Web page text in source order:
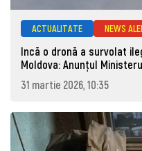
ACTUALITATE NEWS
Incă o dronă a survolat
Moldova: Anunţul
31 martie 2026, 10:35